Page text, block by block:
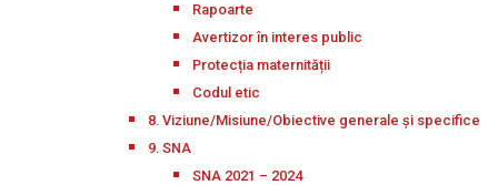
Rapoarte
Avertizor în interes public
Protecția maternității
Codul etic
8. Viziune/Misiune/Obiective generale și specifice
9. SNA
SNA 2021 – 2024